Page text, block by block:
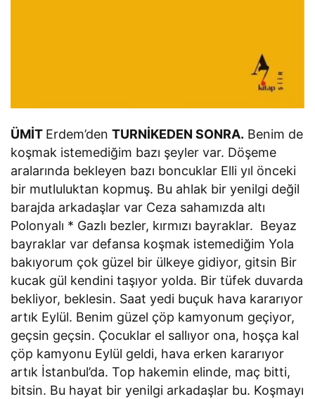
ÜMİT Erdem’denTURNİKEDEN SONRA. Benim de
koşmak istemediğim bazı şeyler var. Döşeme
aralarında bekleyen bazı boncuklar Elli yıl önceki
bir mutluluktan kopmuş. Bu ahlak bir yenilgi değil
barajda arkadaşlar var Ceza sahamızda altı
Polonyalı * Gazlı bezler, kırmızı bayraklar. Beyaz
bayraklar var defansa koşmak istemediğim Yola
bakıyorum çok güzel bir ülkeye gidiyor, gitsin Bir
kucak gül kendini taşıyor yolda. Bir tüfek duvarda
bekliyor, beklesin. Saat yedi buçuk hava kararıyor
artık Eylül. Benim güzel çöp kamyonum geçiyor,
geçsin geçsin. Çocuklar el sallıyor ona, hoşça kal
çöp kamyonu Eylül geldi, hava erken kararıyor
artık İstanbul’da. Top hakemin elinde, maç bitti,
bitsin. Bu hayat bir yenilgi arkadaşlar bu. Koşmayı